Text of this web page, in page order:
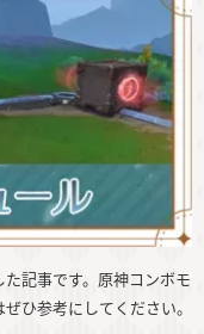
記事です。原神コンボモ
ひ参考にしてください。